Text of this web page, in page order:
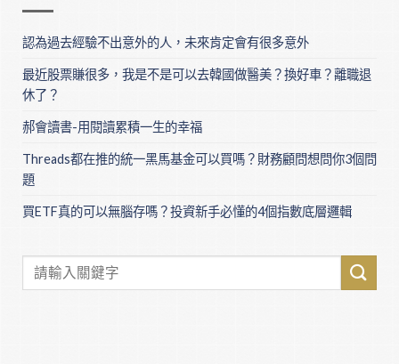
認為過去經驗不出意外的人，未來肯定會有很多意外
最近股票賺很多，我是不是可以去韓國做醫美？換好車？離職退
休了？
郝會讀書-用閱讀累積一生的幸福
Threads都在推的統一黑馬基金可以買嗎？財務顧問想問你3個問
題
買ETF真的可以無腦存嗎？投資新手必懂的4個指數底層邏輯